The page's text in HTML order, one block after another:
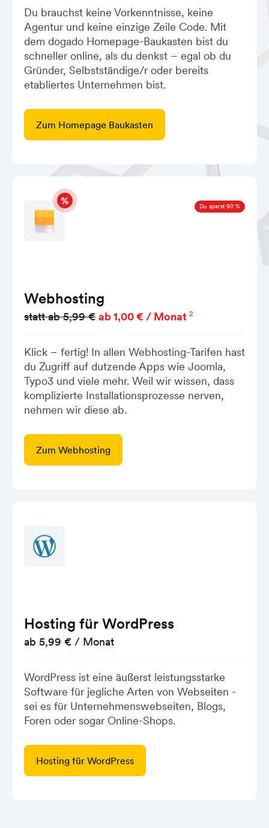
Du brauchst keine Vorkenntnisse, keine
Agentur und keine einzige Zeile Code. Mit
dem dogado Homepage-Baukasten bist du
schneller online, als du denkst – egal ob du
Gründer, Selbstständige/r oder bereits
etabliertes Unternehmen bist.
Zum Homepage Baukasten
Du sparst 90 %
Webhosting
statt ab 5,99 € ab 1,00 € / Monat 2
Klick – fertig! In allen Webhosting-Tarifen hast
du Zugriff auf dutzende Apps wie Joomla,
Typo3 und viele mehr. Weil wir wissen, dass
komplizierte Installationsprozesse nerven,
nehmen wir diese ab.
Zum Webhosting
Hosting für WordPress
ab 5,99 € / Monat
WordPress ist eine äußerst leistungsstarke
Software für jegliche Arten von Webseiten -
sei es für Unternehmenswebseiten, Blogs,
Foren oder sogar Online-Shops.
Hosting für WordPress